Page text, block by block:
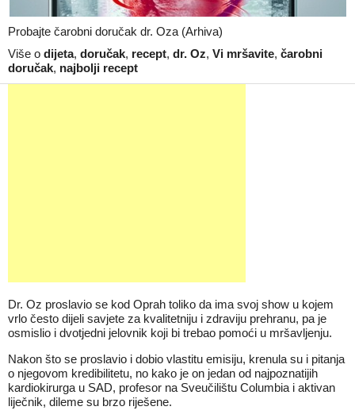
Probajte čarobni doručak dr. Oza (Arhiva)
Više o dijeta, doručak, recept, dr. Oz, Vi mršavite, čarobni
doručak, najbolji recept
Dr. Oz proslavio se kod Oprah toliko da ima svoj show u kojem
vrlo često dijeli savjete za kvalitetniju i zdraviju prehranu, pa je
osmislio i dvotjedni jelovnik koji bi trebao pomoći u mršavljenju.
Nakon što se proslavio i dobio vlastitu emisiju, krenula su i pitanja
o njegovom kredibilitetu, no kako je on jedan od najpoznatijih
kardiokirurga u SAD, profesor na Sveučilištu Columbia i aktivan
liječnik, dileme su brzo riješene.